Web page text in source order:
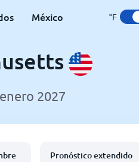
México °F
2027
Pronóstico extendido